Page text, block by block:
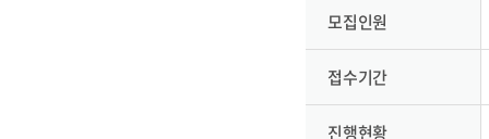
모집인원
접수기간
진행현황